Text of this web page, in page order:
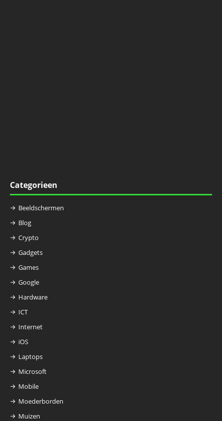
Categorieen
Beeldschermen
Blog
Crypto
Gadgets
Games
Google
Hardware
ICT
Internet
iOS
Laptops
Microsoft
Mobile
Moederborden
Muizen